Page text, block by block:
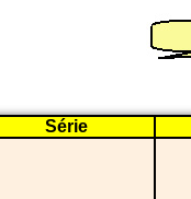
Série